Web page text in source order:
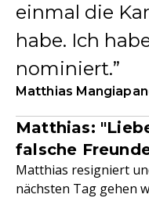
einmal die
habe. Ich
nominiert.
Matthias
Matthias:
falsche
Matthias resigniert
nächsten Tag gehen